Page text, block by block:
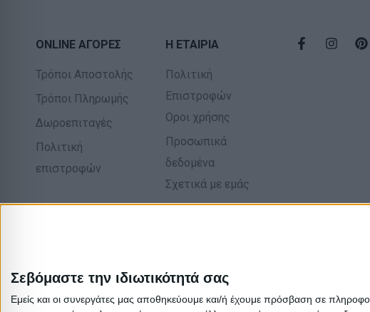
Σεβόμαστε την ιδιωτικότητά σας
Εμείς και οι συνεργάτες μας αποθηκεύουμε και/ή έχουμε πρόσβαση σε
ONLINE ΑΓΟΡΕΣ
Τρόποι Αποστολής
Τρόποι Πληρωμής
Δωροεπιταγές
Πολιτική
επιστροφών
Η ΕΤΑΙΡΙΑ
Πολιτική
Επιστροφών
Οροι χρήσης
Προσωπικά
δεδομένα
Σχετικά με εμάς